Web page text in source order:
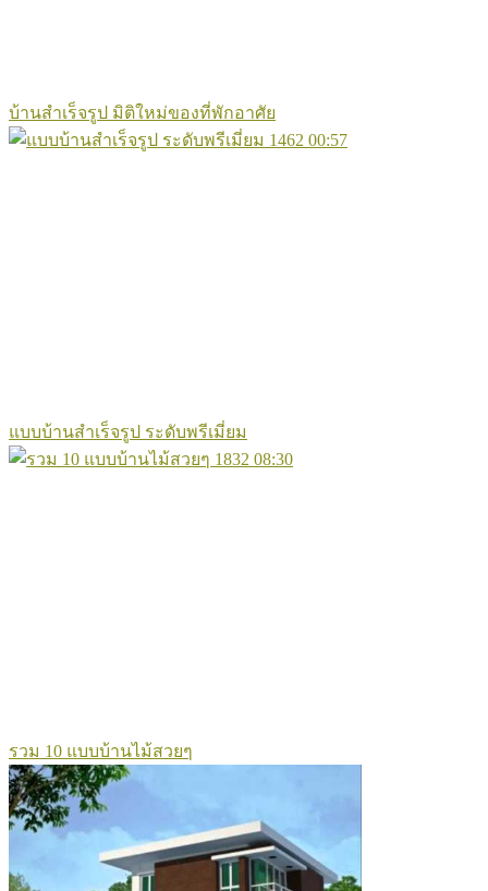
บ้านสำเร็จรูป มิติใหม่ของที่พักอาศัย
1462 00:57
แบบบ้านสำเร็จรูป ระดับพรีเมี่ยม
1832 08:30
รวม 10 แบบบ้านไม้สวยๆ